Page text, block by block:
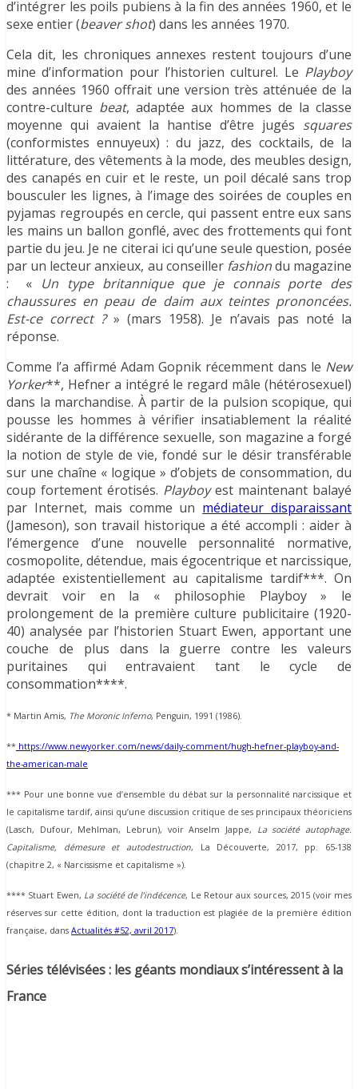
d’intégrer les poils pubiens à la fin des années 1960, et le
sexe entier (beaver shot) dans les années 1970.
Cela dit, les chroniques annexes restent toujours d’une
mine d’information pour l’historien culturel. Le Playboy
des années 1960 offrait une version très atténuée de la
contre-culture beat, adaptée aux hommes de la classe
moyenne qui avaient la hantise d’être jugés squares
(conformistes ennuyeux) : du jazz, des cocktails, de la
littérature, des vêtements à la mode, des meubles design,
des canapés en cuir et le reste, un poil décalé sans trop
bousculer les lignes, à l’image des soirées de couples en
pyjamas regroupés en cercle, qui passent entre eux sans
les mains un ballon gonflé, avec des frottements qui font
partie du jeu. Je ne citerai ici qu’une seule question, posée
par un lecteur anxieux, au conseiller fashiondu magazine
: « Un type britannique que je connais porte des
chaussures en peau de daim aux teintes prononcées.
Est-ce correct ?» (mars 1958). Je n’avais pas noté la
réponse.
Comme l’a affirmé Adam Gopnik récemment dans le New
Yorker**, Hefner a intégré le regard mâle (hétérosexuel)
dans la marchandise. À partir de la pulsion scopique, qui
pousse les hommes à vérifier insatiablement la réalité
sidérante de la différence sexuelle, son magazine a forgé
la notion de style de vie, fondé sur le désir transférable
sur une chaîne « logique » d’objets de consommation, du
coup fortement érotisés. Playboyest maintenant balayé
par Internet, mais comme un médiateur disparaissant
(Jameson), son travail historique a été accompli : aider à
l’émergence d’une nouvelle personnalité normative,
cosmopolite, détendue, mais égocentrique et narcissique,
adaptée existentiellement au capitalisme tardif***. On
devrait voir en la « philosophie Playboy » le
prolongement de la première culture publicitaire (1920-
40) analysée par l’historien Stuart Ewen, apportant une
couche de plus dans la guerre contre les valeurs
puritaines qui entravaient tant le cycle de
consommation****.
* Martin Amis, The Moronic Inferno, Penguin, 1991 (1986).
** https://www.newyorker.com/news/daily-comment/hugh-hefner-playboy-and-
the-american-male
*** Pour une bonne vue d’ensemble du débat sur la personnalité narcissique et
le capitalisme tardif, ainsi qu’une discussion critique de ses principaux théoriciens
(Lasch, Dufour, Mehlman, Lebrun), voir Anselm Jappe, La société autophage.
Capitalisme, démesure et autodestruction, La Découverte, 2017, pp. 65-138
(chapitre 2, « Narcissisme et capitalisme »).
**** Stuart Ewen, La société de l’indécence, Le Retour aux sources, 2015 (voir mes
réserves sur cette édition, dont la traduction est plagiée de la première édition
française, dans Actualités #52, avril 2017).
Séries télévisées : les géants mondiaux s’intéressent à la
France